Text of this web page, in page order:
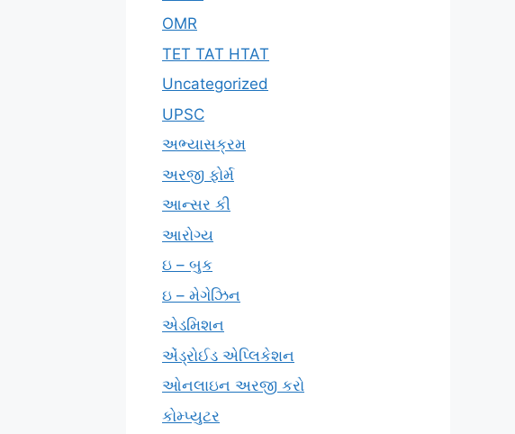
OMR
TET TAT HTAT
Uncategorized
UPSC
અભ્યાસક્રમ
અરજી ફોર્મ
આન્સર કી
આરોગ્ય
ઇ – બુક
ઇ – મેગેઝિન
એડમિશન
એંડ્રોઈડ એપ્લિકેશન
ઓનલાઇન અરજી કરો
કોમ્પ્યુટર